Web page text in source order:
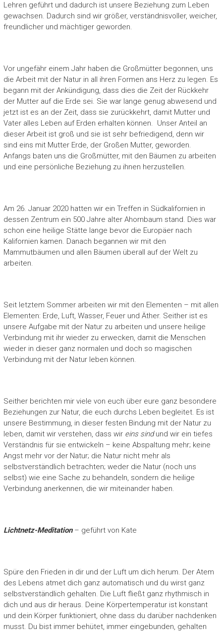
Lehren geführt und dadurch ist unsere Beziehung zum Leben
gewachsen. Dadurch sind wir größer, verständnisvoller, weicher,
freundlicher und mächtiger geworden.
Vor ungefähr einem Jahr haben die Großmütter begonnen, uns
die Arbeit mit der Natur in all ihren Formen ans Herz zu legen. Es
begann mit der Ankündigung, dass dies die Zeit der Rückkehr
der Mutter auf die Erde sei. Sie war lange genug abwesend und
jetzt ist es an der Zeit, dass sie zurückkehrt, damit Mutter und
Vater alles Leben auf Erden erhalten können. Unser Anteil an
dieser Arbeit ist groß und sie ist sehr befriedigend, denn wir
sind eins mit Mutter Erde, der Großen Mutter, geworden.
Anfangs baten uns die Großmütter, mit den Bäumen zu arbeiten
und eine persönliche Beziehung zu ihnen herzustellen.
Am 26. Januar 2020 hatten wir ein Treffen in Südkalifornien in
dessen Zentrum ein 500 Jahre alter Ahornbaum stand. Dies war
schon eine heilige Stätte lange bevor die Europäer nach
Kalifornien kamen. Danach begannen wir mit den
Mammutbäumen und allen Bäumen überall auf der Welt zu
arbeiten.
Seit letztem Sommer arbeiten wir mit den Elementen – mit allen
Elementen: Erde, Luft, Wasser, Feuer und Äther. Seither ist es
unsere Aufgabe mit der Natur zu arbeiten und unsere heilige
Verbindung mit ihr wieder zu erwecken, damit die Menschen
wieder in dieser ganz normalen und doch so magischen
Verbindung mit der Natur leben können.
Seither berichten mir viele von euch über eure ganz besondere
Beziehungen zur Natur, die euch durchs Leben begleitet. Es ist
unsere Bestimmung, in dieser festen Bindung mit der Natur zu
leben, damit wir verstehen, dass wir eins sindund wir ein tiefes
Verständnis für sie entwickeln – keine Abspaltung mehr; keine
Angst mehr vor der Natur; die Natur nicht mehr als
selbstverständlich betrachten; weder die Natur (noch uns
selbst) wie eine Sache zu behandeln, sondern die heilige
Verbindung anerkennen, die wir miteinander haben.
Lichtnetz-Meditation– geführt von Kate
Spüre den Frieden in dir und der Luft um dich herum. Der Atem
des Lebens atmet dich ganz automatisch und du wirst ganz
selbstverständlich gehalten. Die Luft fließt ganz rhythmisch in
dich und aus dir heraus. Deine Körpertemperatur ist konstant
und dein Körper funktioniert, ohne dass du darüber nachdenken
musst. Du bist immer behütet, immer eingebunden, gehalten